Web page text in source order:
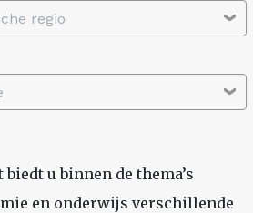
regio
u binnen de thema’s
en onderwijs verschillende